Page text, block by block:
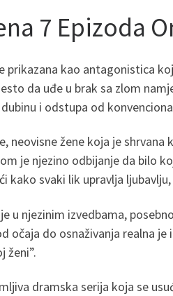
7 Epizoda
prikazana kao antagonistica
da uđe u brak sa zlom
i odstupa od
neovisne žene koja je
je njezino odbijanje da bilo
kako svaki lik upravlja
u njezinim izvedbama,
očaja do osnaživanja realna
ženi”.
dramska serija koja se